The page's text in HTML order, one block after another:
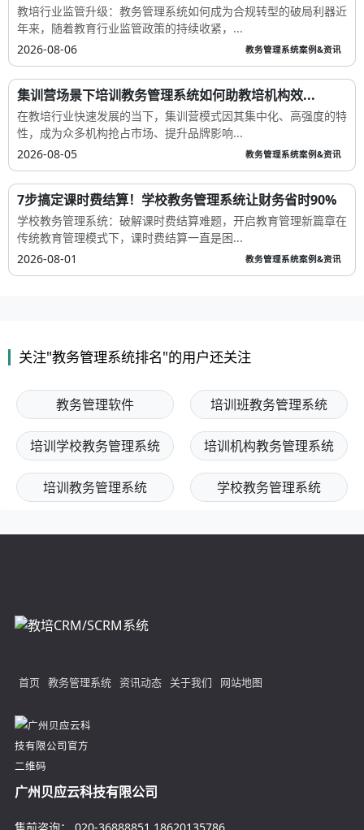
教培行业监管升级：教务管理系统如何成为合规转型的破局利器近
年来，随着教育行业监管政策的持续收紧，...
2026-08-06
教务管理系统案例&资讯
集训营场景下培训教务管理系统如何助教培机构效...
在教培行业快速发展的当下，集训营模式因其集中化、高强度的特
性，成为众多机构抢占市场、提升品牌影响...
2026-08-05
教务管理系统案例&资讯
7步搞定课时费结算！学校教务管理系统让财务省时90%
学校教务管理系统：破解课时费结算难题，开启教育管理新篇章在
传统教育管理模式下，课时费结算一直是困...
2026-08-01
教务管理系统案例&资讯
关注"教务管理系统排名"的用户还关注
教务管理软件 培训班教务管理系统
培训学校教务管理系统 培训机构教务管理系统
培训教务管理系统 学校教务管理系统
首页 教务管理系统 资讯动态 关于我们 网站地图
广州贝应云科技有限公司